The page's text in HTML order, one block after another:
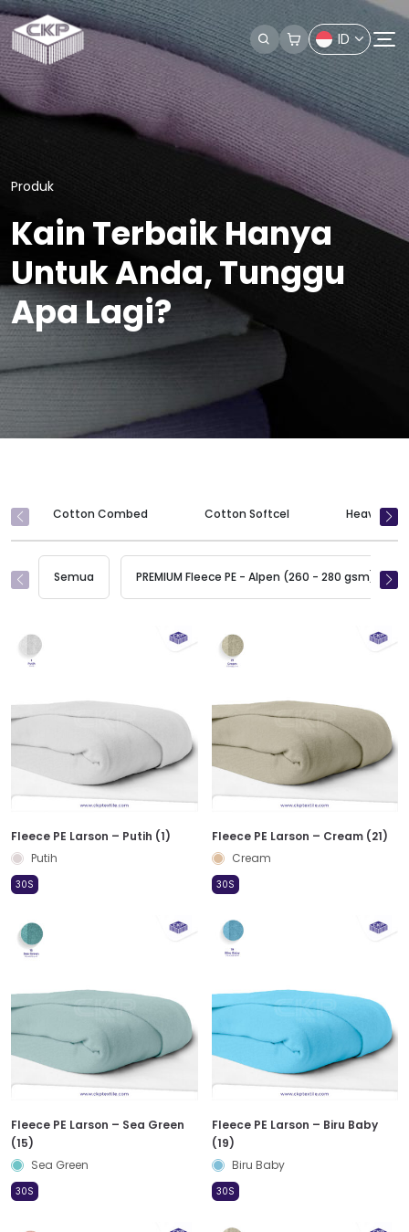
ID
Produk
Kain Terbaik Hanya
Untuk Anda, Tunggu
Apa Lagi?
Cotton Combed Cotton Softcel Heavy
Semua PREMIUM Fleece PE - Alpen (260 - 280 gsm)
Fleece PE Larson – Putih (1)
Putih
30S
Fleece PE Larson – Cream (21)
Cream
30S
Fleece PE Larson – Sea Green
(15)
Sea Green
30S
Fleece PE Larson – Biru Baby
(19)
Biru Baby
30S